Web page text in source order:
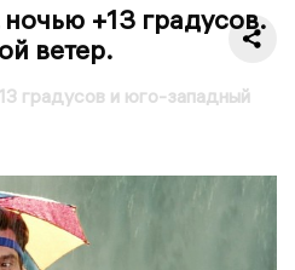
+13 градусов.
ветер.
градусов и юго-западный